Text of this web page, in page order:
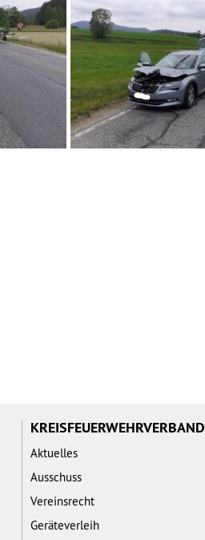
KREISFEUERWEHRVERBAND
Aktuelles
Ausschuss
Vereinsrecht
Geräteverleih